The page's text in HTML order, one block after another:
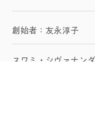
創始者：友永淳子
スワミ・シヴァナンダ